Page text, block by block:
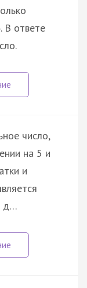
В ответе
число,
на 5 и
и
д…